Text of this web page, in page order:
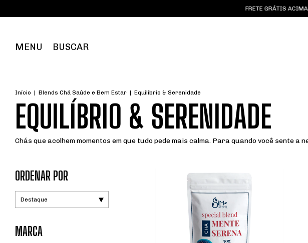
FRETE GRÁTIS ACIMA DE
MENU BUSCAR
Início | Blends Chá Saúde e Bem Estar | Equilíbrio & Serenidade
EQUILÍBRIO & SERENIDADE
Chás que acolhem momentos em que tudo pede mais calma. Para quando você sente
ORDENAR POR
MARCA